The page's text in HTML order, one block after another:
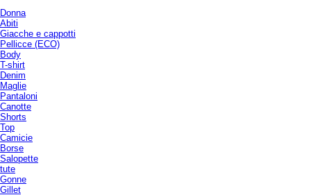
Donna
Abiti
Giacche e cappotti
Pellicce (ECO)
Body
T-shirt
Denim
Maglie
Pantaloni
Canotte
Shorts
Top
Camicie
Borse
Salopette
tute
Gonne
Gillet